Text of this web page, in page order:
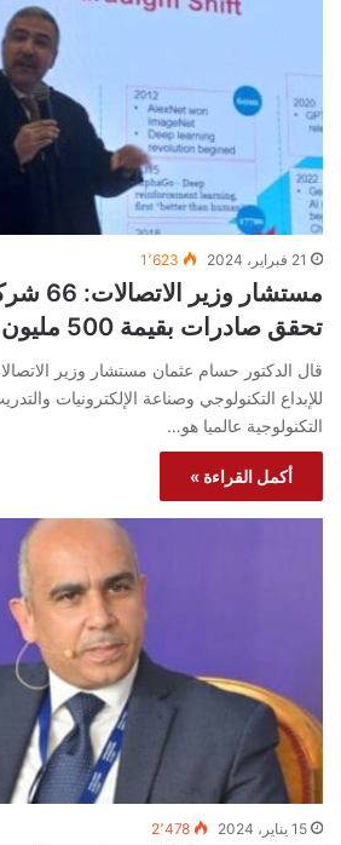
21 فبراير، 2024 1٬623
مستشار
تحقق صادرات بقيمة 500 مليون دولار سنويا
قال الدكتور حسام عثمان مستشار وزير
للإبداع التكنولوجي وصناعة الإلكترونيات
التكنولوجية عالميا هو…
أكمل القراءة »
15 يناير، 2024 2٬478